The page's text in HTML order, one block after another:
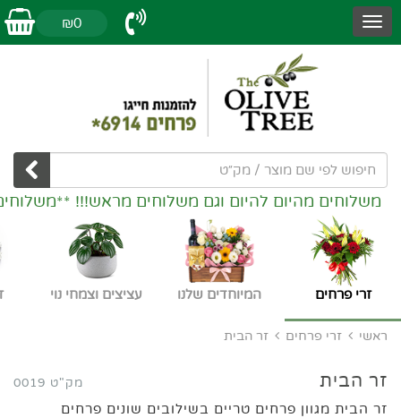
₪0
משלוחים מהיום להיום וגם משלוחים מראש!!!
זרי פרחים המיוחדים שלנו עציצים וצמחי נוי
ראשי זרי פרחים זר הבית
זר הבית מק"ט 0019
זר הבית מגוון פרחים טריים בשילובים שונים פרחים